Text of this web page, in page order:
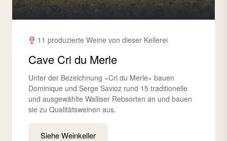
11 produzierte Weine von dieser Kellerei
Cave Cri du Merle
Unter der Bezeichnung «Cri du Merle» bauen
Dominique und Serge Savioz rund 15 traditionelle
und ausgewählte Walliser Rebsorten an und bauen
sie zu Qualitätsweinen aus.
Siehe Weinkeller